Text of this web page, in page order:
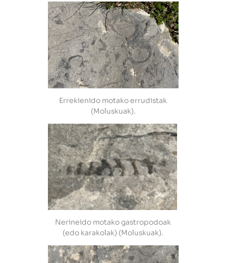
Errekienido motako errudistak
(Moluskuak).
Nerineido motako gastropodoak
(edo karakolak) (Moluskuak).